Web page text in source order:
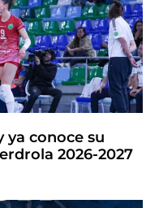
ya conoce su
2026-2027